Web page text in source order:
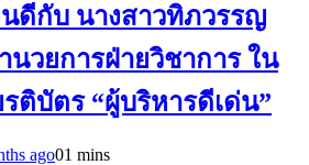
ดีกับ นางสาวทิภวรรญ
นวยการฝ่ายวิชาการ ใน
ติบัตร “ผู้บริหารดีเด่น”
ago01 mins